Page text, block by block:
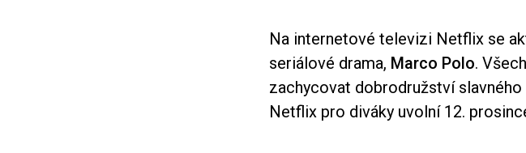
Na internetové televizi Netflix se
seriálové drama, Marco Polo.
zachycovat dobrodružství
Netflix pro diváky uvolní 12.